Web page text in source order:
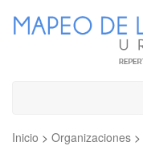
Inicio > Organizaciones >